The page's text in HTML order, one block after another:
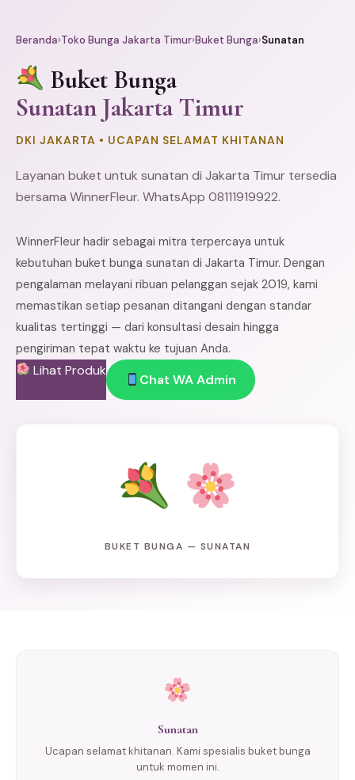
Beranda›Toko Bunga Jakarta Timur›Buket Bunga›Sunatan
Buket Bunga
Sunatan Jakarta Timur
DKI JAKARTA • UCAPAN SELAMAT KHITANAN
Layanan buket untuk sunatan di Jakarta Timur tersedia
bersama WinnerFleur. WhatsApp 08111919922.
WinnerFleur hadir sebagai mitra terpercaya untuk
kebutuhan buket bunga sunatan di Jakarta Timur. Dengan
pengalaman melayani ribuan pelanggan sejak 2019, kami
memastikan setiap pesanan ditangani dengan standar
kualitas tertinggi — dari konsultasi desain hingga
pengiriman tepat waktu ke tujuan Anda.
Lihat Produk
Chat WA Admin
BUKET BUNGA — SUNATAN
Sunatan
Ucapan selamat khitanan. Kami spesialis buket bunga
untuk momen ini.